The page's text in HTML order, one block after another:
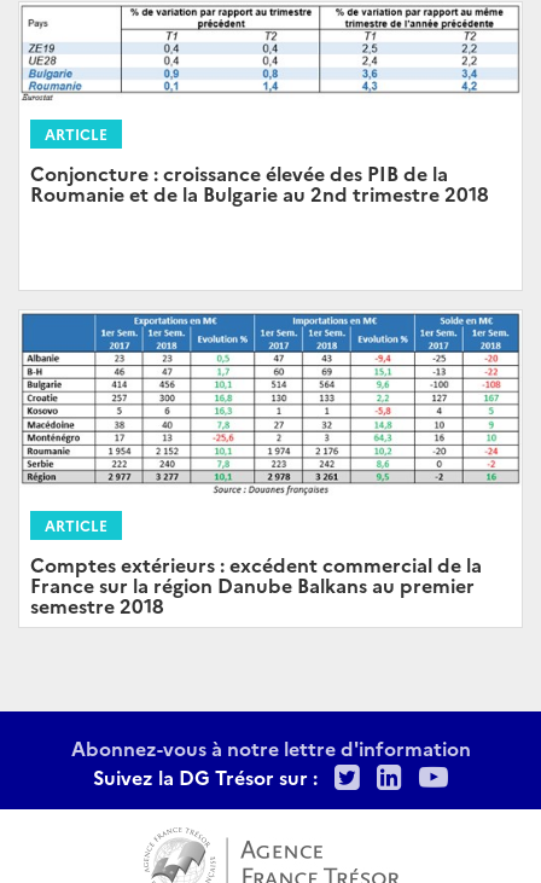
ARTICLE
Conjoncture : croissance élevée des PIB de la
Roumanie et de la Bulgarie au 2nd trimestre 2018
ARTICLE
Comptes extérieurs : excédent commercial de la
France sur la région Danube Balkans au premier
semestre 2018
Abonnez-vous à notre lettre d'information
Suivez la DG Trésor sur :
TwitterLinkedIn